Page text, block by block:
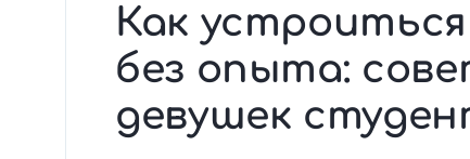
Как
без опыта:
девушек